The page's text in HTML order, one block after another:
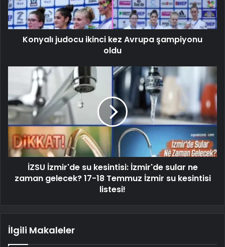
Konyalı judocu ikinci kez Avrupa şampiyonu
oldu
İZSU İzmir'de su kesintisi: İzmir'de sular ne
zaman gelecek? 17-18 Temmuz İzmir su kesintisi
listesi!
İlgili Makaleler